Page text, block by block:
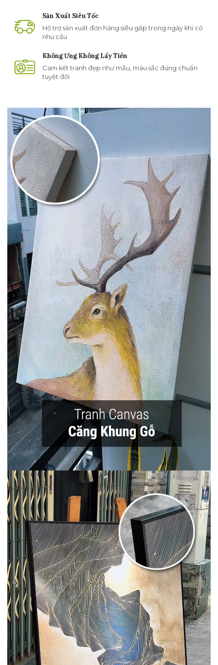
Sản Xuất Siêu Tốc
Hổ trợ sản xuất đơn hàng siêu gấp trong ngày khi có
nhu cầu
Không Ưng Không Lấy Tiền
Cam kết tranh đẹp như mẫu, màu sắc đúng chuẩn
tuyệt đối